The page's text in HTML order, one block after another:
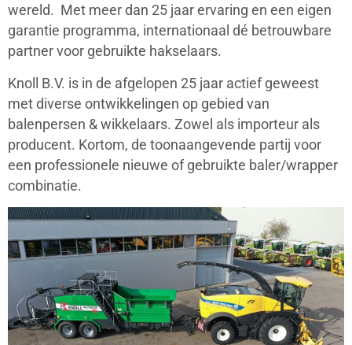
wereld. Met meer dan 25 jaar ervaring en een eigen
garantie programma, internationaal dé betrouwbare
partner voor gebruikte hakselaars.
Knoll B.V. is in de afgelopen 25 jaar actief geweest
met diverse ontwikkelingen op gebied van
balenpersen & wikkelaars. Zowel als importeur als
producent. Kortom, de toonaangevende partij voor
een professionele nieuwe of gebruikte baler/wrapper
combinatie.